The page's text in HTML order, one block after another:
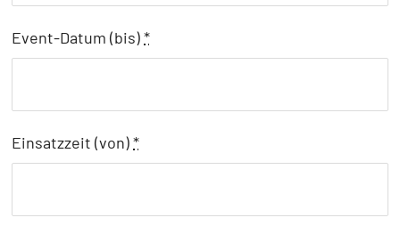
Event-Datum (bis)*
Einsatzzeit (von)*